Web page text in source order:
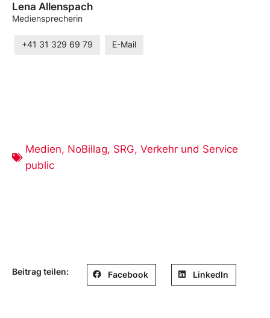
Lena Allenspach
Mediensprecherin
+41 31 329 69 79 E-Mail
Medien, NoBillag, SRG, Verkehr und Service
public
Beitrag teilen: Facebook LinkedIn